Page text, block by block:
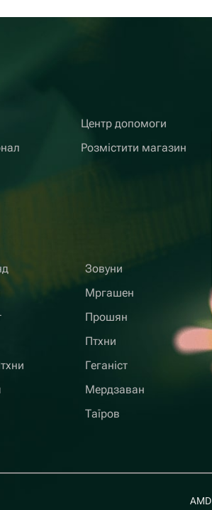
Центр допомоги
Розмістити магазин
Зовуни
Мргашен
Прошян
Птхни
Геганіст
Мердзаван
Таїров
AMD